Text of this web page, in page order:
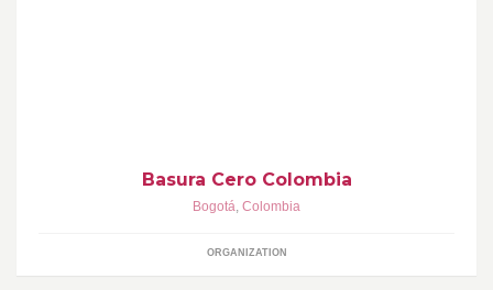
Basura Cero Colombia
Bogotá, Colombia
ORGANIZATION